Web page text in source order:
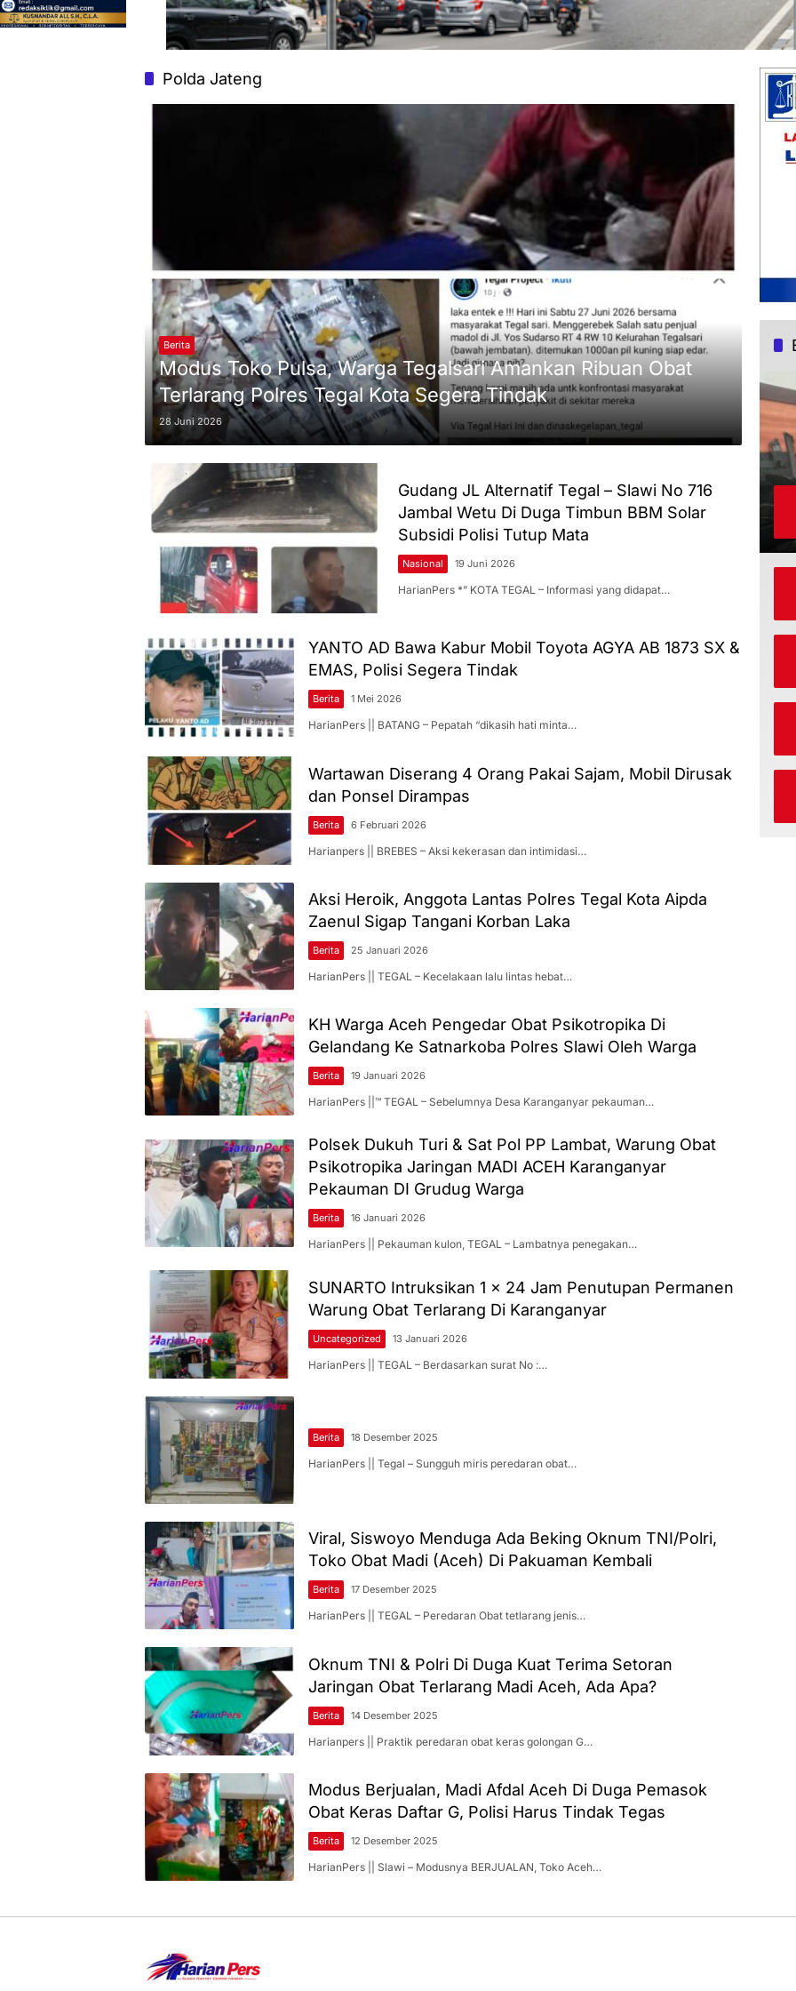
Polda Jateng
Berita
Modus Toko Pulsa, Warga Tegalsari Amankan Ribuan Obat
Terlarang Polres Tegal Kota Segera Tindak
28 Juni 2026
Gudang JL Alternatif Tegal – Slawi No 716
Jambal Wetu Di Duga Timbun BBM Solar
Subsidi Polisi Tutup Mata
Nasional 19 Juni 2026
HarianPers *” KOTA TEGAL – Informasi yang didapat…
YANTO AD Bawa Kabur Mobil Toyota AGYA AB 1873 SX &
EMAS, Polisi Segera Tindak
Berita 1 Mei 2026
HarianPers || BATANG – Pepatah “dikasih hati minta…
Wartawan Diserang 4 Orang Pakai Sajam, Mobil Dirusak
dan Ponsel Dirampas
Berita 6 Februari 2026
Harianpers || BREBES – Aksi kekerasan dan intimidasi…
Aksi Heroik, Anggota Lantas Polres Tegal Kota Aipda
Zaenul Sigap Tangani Korban Laka
Berita 25 Januari 2026
HarianPers || TEGAL – Kecelakaan lalu lintas hebat…
KH Warga Aceh Pengedar Obat Psikotropika Di
Gelandang Ke Satnarkoba Polres Slawi Oleh Warga
Berita 19 Januari 2026
HarianPers ||™ TEGAL – Sebelumnya Desa Karanganyar pekauman…
Polsek Dukuh Turi & Sat Pol PP Lambat, Warung Obat
Psikotropika Jaringan MADI ACEH Karanganyar
Pekauman DI Grudug Warga
Berita 16 Januari 2026
HarianPers || Pekauman kulon, TEGAL – Lambatnya penegakan…
SUNARTO Intruksikan 1 x 24 Jam Penutupan Permanen
Warung Obat Terlarang Di Karanganyar
Uncategorized 13 Januari 2026
HarianPers || TEGAL – Berdasarkan surat No :…
Berita 18 Desember 2025
HarianPers || Tegal – Sungguh miris peredaran obat…
Viral, Siswoyo Menduga Ada Beking Oknum TNI/Polri,
Toko Obat Madi (Aceh) Di Pakuaman Kembali
Berita 17 Desember 2025
HarianPers || TEGAL – Peredaran Obat tetlarang jenis…
Oknum TNI & Polri Di Duga Kuat Terima Setoran
Jaringan Obat Terlarang Madi Aceh, Ada Apa?
Berita 14 Desember 2025
Harianpers || Praktik peredaran obat keras golongan G…
Modus Berjualan, Madi Afdal Aceh Di Duga Pemasok
Obat Keras Daftar G, Polisi Harus Tindak Tegas
Berita 12 Desember 2025
HarianPers || Slawi – Modusnya BERJUALAN, Toko Aceh…